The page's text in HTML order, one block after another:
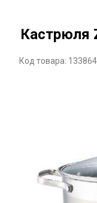
Кастрюля
Код товара: 133864